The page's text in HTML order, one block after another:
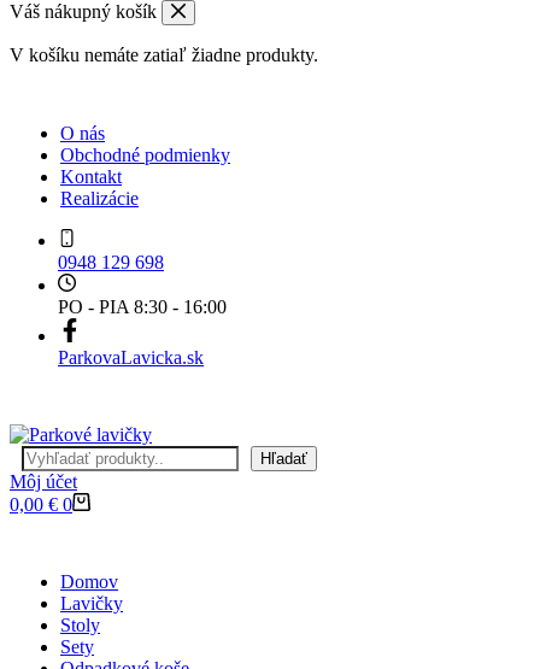
Váš nákupný košík
V košíku nemáte zatiaľ žiadne produkty.
O nás
Obchodné podmienky
Kontakt
Realizácie
0948 129 698
PO - PIA 8:30 - 16:00
ParkovaLavicka.sk
Hľadať Hľadať
Môj účet
Nákupný
0,00 € 0
Domov
Lavičky
Stoly
Sety